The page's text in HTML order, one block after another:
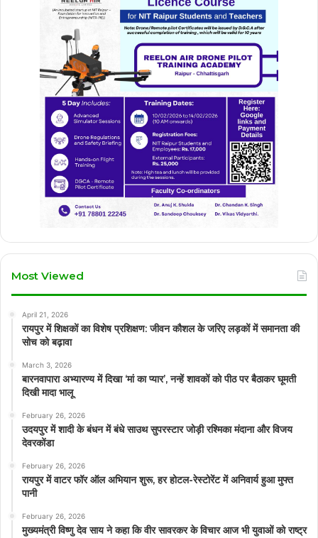
Most Viewed
April 21, 2026
रायपुर में शिक्षकों का विशेष प्रशिक्षण: जीवन कौशल के जरिए लड़कों में समानता की
सोच को बढ़ावा
March 3, 2026
बारनवापारा अभ्यारण्य में दिखा ‘मां का प्यार’, नन्हें शावकों को पीठ पर बैठाकर घूमती
दिखी मादा भालू
February 26, 2026
उदयपुर में शादी के बंधन में बंधे साउथ सुपरस्टार जोड़ी रश्मिका मंदाना और विजय
देवरकोंडा
February 26, 2026
रायपुर में वाटर फॉर ऑल अभियान शुरू, हर होटल-रेस्टोरेंट में अनिवार्य हुआ मुफ्त
पानी
February 26, 2026
मुख्यमंत्री विष्णु देव साय ने कहा कि वीर सावरकर के विचार आज भी युवाओं को राष्ट्र